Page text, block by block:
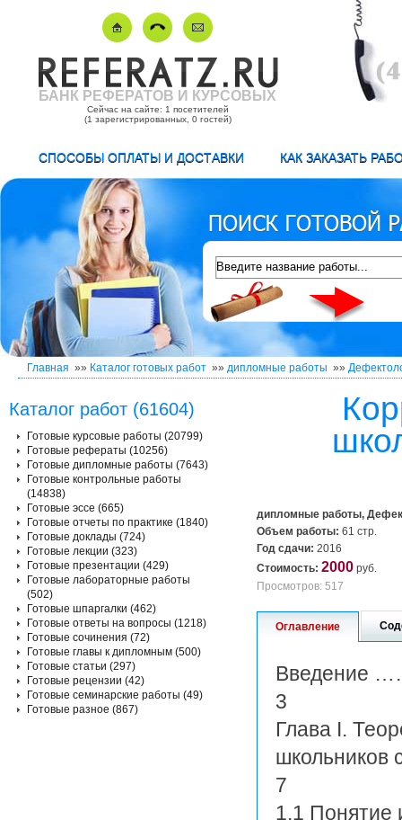
БАНК РЕФЕРАТОВ И КУРСОВЫХ
Сейчас на сайте: 1 посетителей
(1 зарегистрированных, 0 гостей)
СПОСОБЫ ОПЛАТЫ И ДОСТАВКИ КАК ЗАКАЗАТЬ
Главная »» Каталог готовых работ »» дипломные работы »»
дипломные работы,
Объем работы: 61 стр.
Год сдачи: 2016
Стоимость: 2000 руб.
Просмотров: 517
Оглавление
3
Глава I.
школьников
7
1.1 Понятие
Каталог работ (61604)
Готовые курсовые работы (20799)
Готовые рефераты (10256)
Готовые дипломные работы (7643)
Готовые контрольные работы
(14838)
Готовые эссе (665)
Готовые отчеты по практике (1840)
Готовые доклады (724)
Готовые лекции (323)
Готовые презентации (429)
Готовые лабораторные работы
(502)
Готовые шпаргалки (462)
Готовые ответы на вопросы (1218)
Готовые сочинения (72)
Готовые главы к дипломным (500)
Готовые статьи (297)
Готовые рецензии (42)
Готовые семинарские работы (49)
Готовые разное (867)